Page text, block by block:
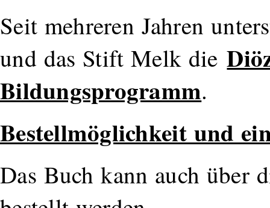
Seit mehreren Jahren
und das Stift Melk die
Bildungsprogramm.
Bestellmöglichkeit und
Das Buch kann auch über